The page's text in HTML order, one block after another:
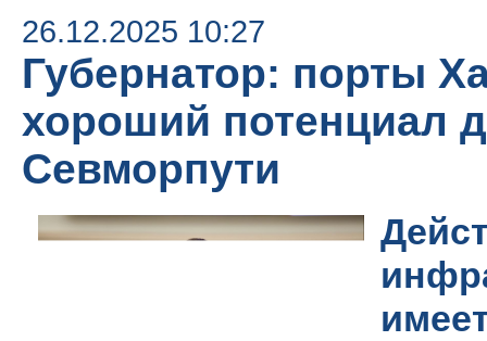
26.12.2025 10:27
Губернатор: порты
хороший потенциал
Севморпути